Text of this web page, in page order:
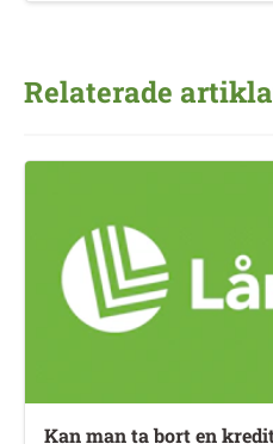
Relaterade
Kan man ta bort en